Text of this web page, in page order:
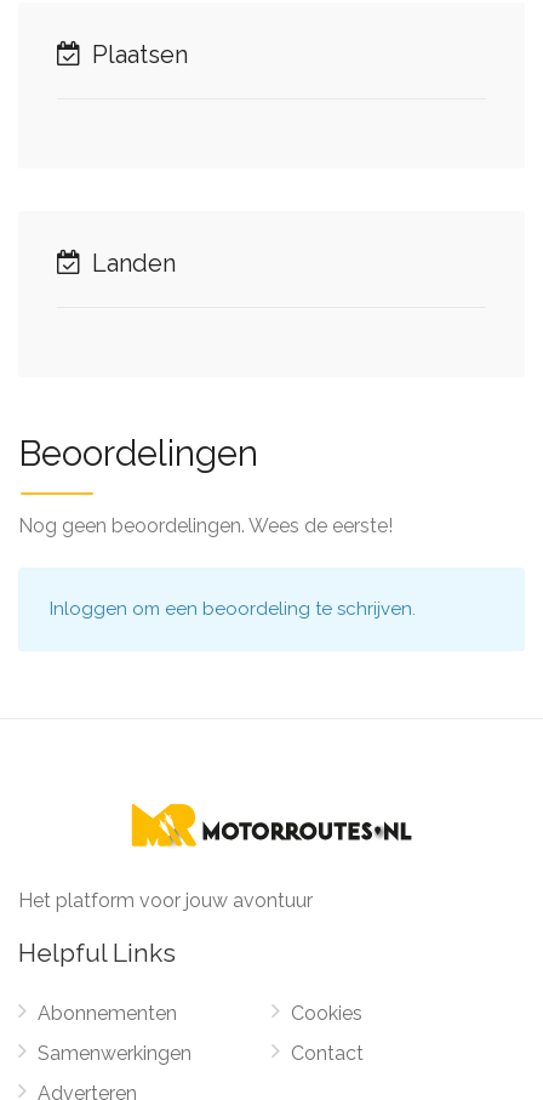
Plaatsen
Landen
Beoordelingen
Nog geen beoordelingen. Wees de eerste!
Inloggen om een beoordeling te schrijven.
Het platform voor jouw avontuur
Helpful Links
Abonnementen
Samenwerkingen
Adverteren
Cookies
Contact